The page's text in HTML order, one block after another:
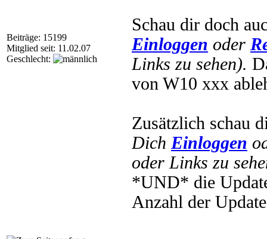
Beiträge: 15199
Mitglied seit: 11.02.07
Geschlecht:
Schau dir doch
Einloggen oder
Links zu sehen).
von W10 xxx
Zusätzlich schau
Dich Einloggen
oder Links zu
*UND* die
Anzahl der